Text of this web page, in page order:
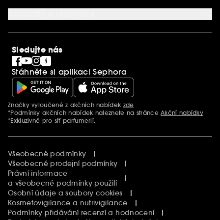
Nastavení souborů cookie
Kariéra
SEPHORiA
Blog Sephora
Singles´ Day
Black Friday
Cyber Monday
Vánoce
Sledujte nás
Stáhněte si aplikaci Sephora
Další informace
Značky vyloučené z akčních nabídek zde
*Podmínky akčních nabídek naleznete na stránceAkční nabídky
*Exkluzivně pro síť parfumerií.
Všeobecné podmínky
Všeobecné prodejní podmínky
Právní informace
a všeobecné podmínky použití
Osobní údaje a soubory cookies
Kosmetovigilance a nutrivigilance
Podmínky přidávání recenzí a hodnocení